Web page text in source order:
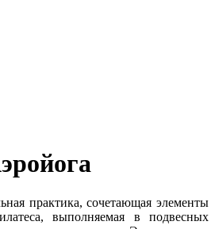
практика, сочетающая элементы
выполняемая в подвесных